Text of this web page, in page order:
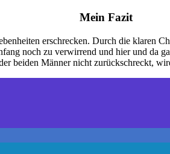
Mein Fazit
erschrecken. Durch die klaren
noch zu verwirrend und hier und da
beiden Männer nicht zurückschreckt,